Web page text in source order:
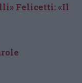
Felicetti: «Il